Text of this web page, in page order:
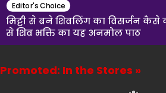
Editor's Choice
मिट्टी से बने शिवलिंग का विसर्जन कैसे
से शिव भक्ति का यह अनमोल पाठ
Promoted: In the Stores »